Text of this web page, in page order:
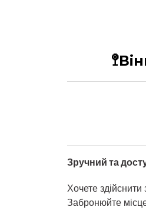
Зручний та
Хочете
Забронюйте